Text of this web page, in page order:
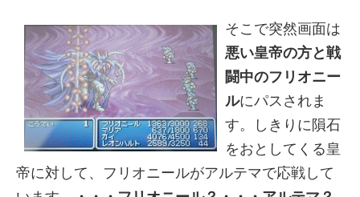
そこで突然画面は
悪い皇帝の方と戦
闘中のフリオニー
ルにパスされま
す。しきりに隕石
をおとしてくる皇
帝に対して、フリオニールがアルテマで応戦して